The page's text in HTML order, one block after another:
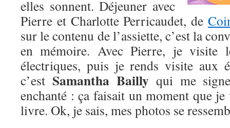
elles sonnent. Déjeuner avec
Pierre et Charlotte Perricaudet, de
sur le contenu de l’assiette, c’est la
en mémoire. Avec Pierre, je visite
électriques, puis je rends visite aux
c’est Samantha Baillyqui me
enchanté : ça faisait un moment que
livre. Ok, je sais, mes photos se